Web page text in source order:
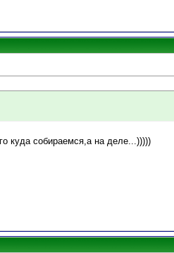
куда собираемся,а на деле...)))))